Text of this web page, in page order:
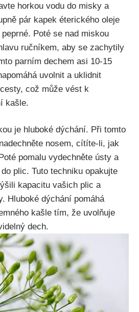
horkou vodu do misky a
pár kapek‌ éterického oleje
Poté‍ se⁤ nad miskou
ručníkem, aby se ⁢zachytily
parním dechem asi‍ 10-15⁤
⁣uvolnit a uklidnit
což může vést k
kašle.
je ‌hluboké ‍dýchání. Při tomto
nosem, cítíte-li, jak
pomalu⁤ vydechněte‍ ústy ⁤a
plic. Tuto ⁤techniku opakujte
kapacitu vašich plic a
Hluboké dýchání pomáhá⁤
kašle tím, že‌ uvolňuje‍
dech.